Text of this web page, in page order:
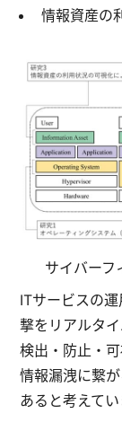
情報資産の
サイバーフ
ITサービスの
撃をリアルタ
検出・防止・
情報漏洩に繋
あると考えてい